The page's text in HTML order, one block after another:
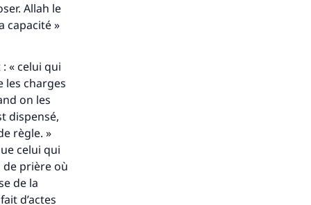
Allah le
capacité »
« celui qui
les charges
on les
dispensé,
règle. »
celui qui
de prière où
de la
d’actes